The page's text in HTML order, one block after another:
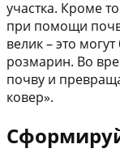
участка. Кроме
при помощи
велик – это
розмарин. Во
почву и
ковер».